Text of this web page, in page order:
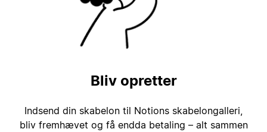
Bliv opretter
Indsend din skabelon til Notions skabelongalleri,
bliv fremhævet og få endda betaling – alt sammen